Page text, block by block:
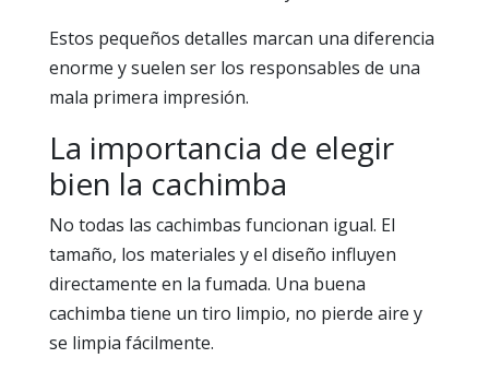
Estos pequeños detalles marcan una diferencia
enorme y suelen ser los responsables de una
mala primera impresión.
La importancia de elegir
bien la cachimba
No todas las cachimbas funcionan igual. El
tamaño, los materiales y el diseño influyen
directamente en la fumada. Una buena
cachimba tiene un tiro limpio, no pierde aire y
se limpia fácilmente.